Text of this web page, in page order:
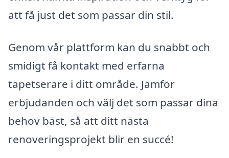
att få just det som passar din stil.
Genom vår plattform kan du snabbt och
smidigt få kontakt med erfarna
tapetserare i ditt område. Jämför
erbjudanden och välj det som passar dina
behov bäst, så att ditt nästa
renoveringsprojekt blir en succé!